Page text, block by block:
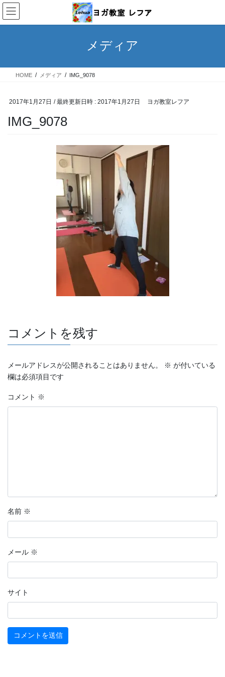
コ
ン
テ
ス
ナ
ビ
ゲ
ン
メディア
HOME メディア IMG_9078
2017年1月27日 / 最終更新日時 : 2017年1月27日 ヨガ教室レフア
IMG_9078
コメントを残す
メールアドレスが公開されることはありません。 ※ が付いている
欄は必須項目です
コメント ※
名前 ※
メール ※
サイト